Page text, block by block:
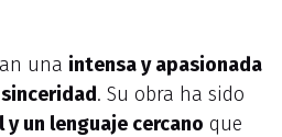
una intensa y apasionada
. Su obra ha sido
un lenguaje cercano que